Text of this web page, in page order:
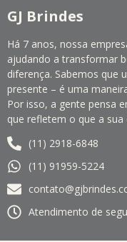
GJ Brindes
Há 7 anos, nossa
ajudando a transformar
diferença. Sabemos que
presente – é uma
Por isso, a gente pensa
que refletem o que a
(11) 2918-6848
(11) 91959-5224
Atendimento de